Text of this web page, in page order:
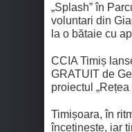
„Splash” în
voluntari din
la o bătaie cu
CCIA Timiș
GRATUIT de
proiectul
Timișoara, în
încetinește, iar